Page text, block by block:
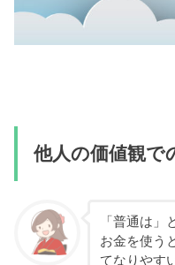
他人の価値観で
「普通は」
お金を使う
てなりやす